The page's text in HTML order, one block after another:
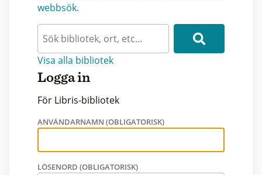
webbsök.
Visa alla bibliotek
Logga in
För Libris-bibliotek
ANVÄNDARNAMN (OBLIGATORISK)
LÖSENORD (OBLIGATORISK)